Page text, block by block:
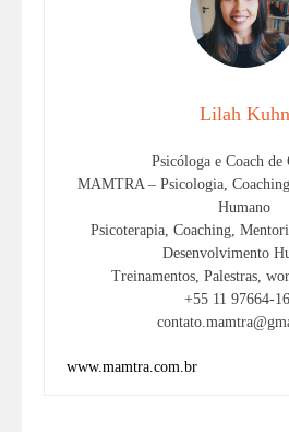
Lilah Kuhn
Psicóloga e Coach de
MAMTRA – Psicologia,
Humano
Psicoterapia, Coaching,
Desenvolvimento
Treinamentos, Palestras,
+55 11 97664-
www.mamtra.com.br